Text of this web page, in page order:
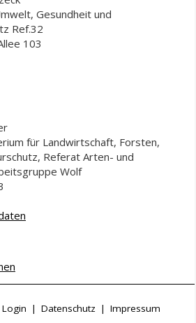
Gesundheit und
Ref.32
103
für Landwirtschaft, Forsten,
Referat Arten- und
Wolf
Login | Datenschutz | Impressum